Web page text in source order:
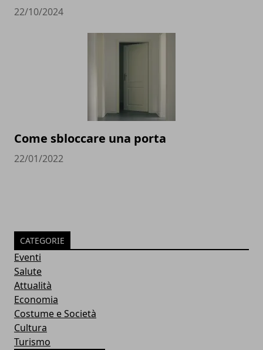
22/10/2024
Come sbloccare una porta
22/01/2022
CATEGORIE
Eventi
Salute
Attualità
Economia
Costume e Società
Cultura
Turismo